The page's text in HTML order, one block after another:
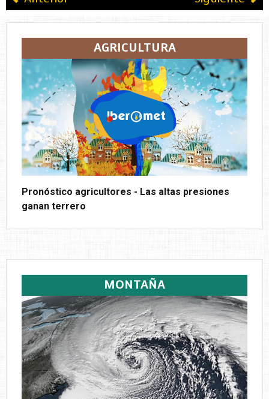
AGRICULTURA
Pronóstico agricultores - Las altas presiones
ganan terrero
MONTAÑA